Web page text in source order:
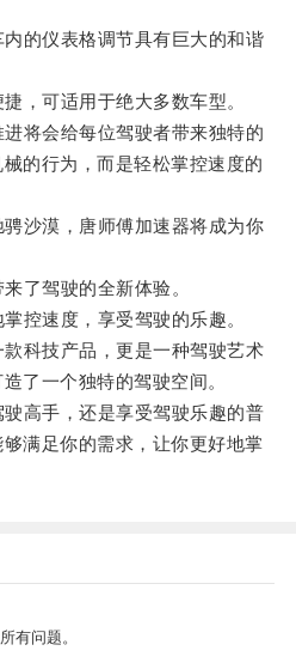
的仪表格调节具有巨大的和谐
可适用于绝大多数车型。
会给每位驾驶者带来独特的
的行为，而是轻松掌控速度的
沙漠，唐师傅加速器将成为你
驾驶的全新体验。
速度，享受驾驶的乐趣。
科技产品，更是一种驾驶艺术
了一个独特的驾驶空间。
高手，还是享受驾驶乐趣的普
满足你的需求，让你更好地掌
有问题。